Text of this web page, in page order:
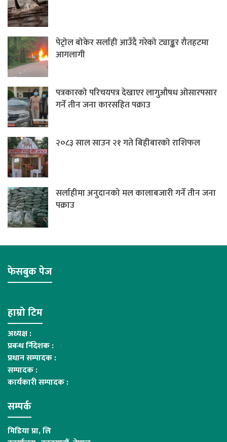
पेट्रोल बोकेर सर्लाही आउँदै गरेको ट्याङ्कर रौतहटमा
आगलागी
पत्रकारको परिचयपत्र देखाएर लागुऔषध ओसारपसार
गर्ने तीन जना कारसहित पक्राउ
२०८३ साल साउन २१ गते बिहीबारको राशिफल
सर्लाहीमा अनुदानको मल कालाबजारी गर्ने तीन जना
पक्राउ
फेसबुक पेज
हाम्रो टिम
अध्यक्ष :
प्रबन्ध र्निदेशक :
प्रधान सम्पादक :
सम्पादक :
कार्यकारी सम्पादक :
सम्पर्क
मिडिया प्रा, लि